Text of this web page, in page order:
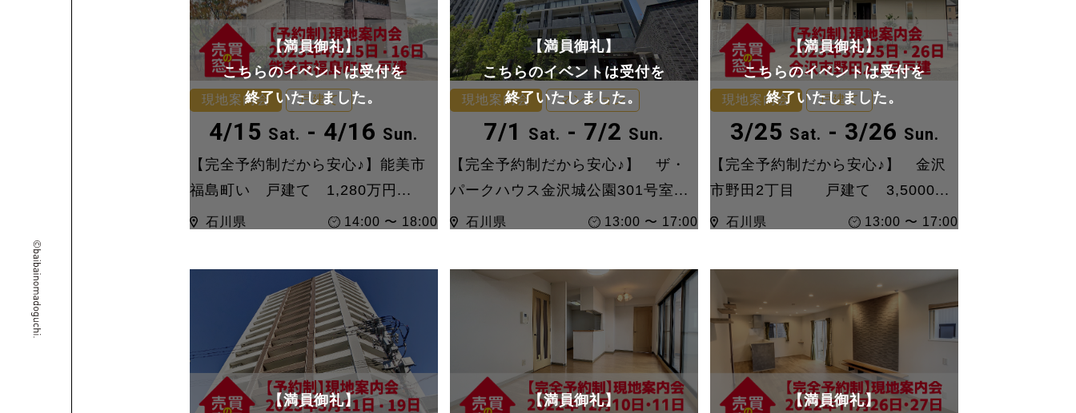
現地案内会 戸建て
4/15 Sat. - 4/16 Sun.
【完全予約制だから安心♪】能美市
福島町い 戸建て 1,280万円...
石川県 14:00 〜 18:00
【満員御礼】
こちらのイベントは受付を
終了いたしました。
現地案内会 マンション
7/1 Sat. - 7/2 Sun.
【完全予約制だから安心♪】 ザ・
パークハウス金沢城公園301号室...
石川県 13:00 〜 17:00
【満員御礼】
こちらのイベントは受付を
終了いたしました。
現地案内会 戸建て
3/25 Sat. - 3/26 Sun.
【完全予約制だから安心♪】 金沢
市野田2丁目 戸建て 3,5000...
石川県 13:00 〜 17:00
【満員御礼】
こちらのイベントは受付を
終了いたしました。
【満員御礼】
【満員御礼】
【満員御礼】